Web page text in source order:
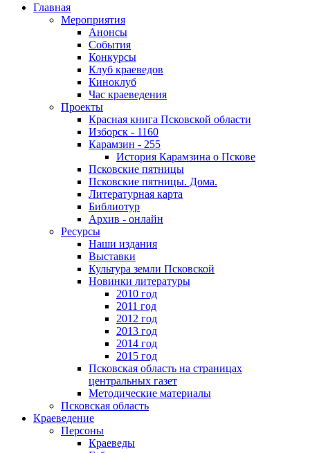
Главная
Мероприятия
Анонсы
События
Конкурсы
Клуб краеведов
Киноклуб
Час краеведения
Проекты
Красная книга Псковской области
Изборск - 1160
Карамзин - 255
История Карамзина о Пскове
Псковские пятницы
Псковские пятницы. Дома.
Литературная карта
Библиотур
Архив - онлайн
Ресурсы
Наши издания
Выставки
Культура земли Псковской
Новинки литературы
2010 год
2011 год
2012 год
2013 год
2014 год
2015 год
Псковская область на страницах
центральных газет
Методические материалы
Псковская область
Краеведение
Персоны
Краеведы